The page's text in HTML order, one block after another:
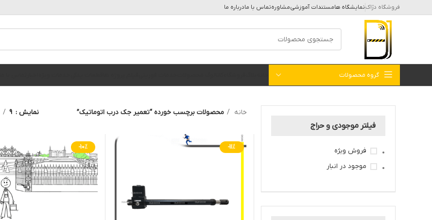
فروشگاه دژاکنمایشگاه هامستندات آموزشیمشاورهتماس با مادرباره ما
گروه محصولات
فیلتر موجودی و حراج
فروش ویژه
موجود در انبار
خانه محصولات برچسب خورده “تعمیر جک درب اتوماتیک” نمایش 9
-11%
-10%